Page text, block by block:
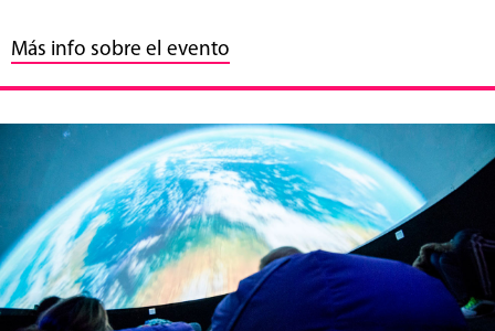
Más info sobre el evento